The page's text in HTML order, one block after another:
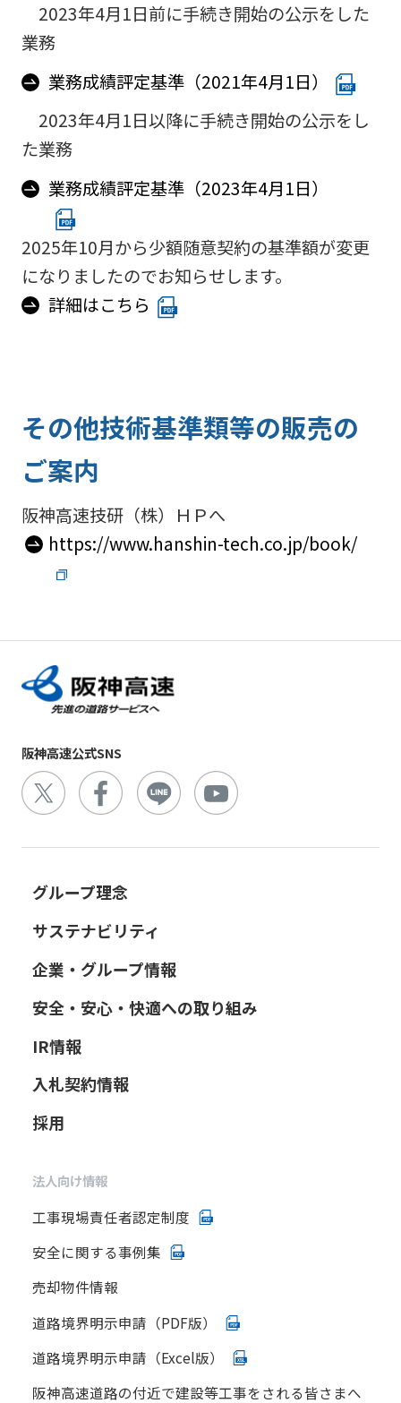
2023年4月1日前に手続き開始の公示をした
業務
業務成績評定基準（2021年4月1日）
2023年4月1日以降に手続き開始の公示をし
た業務
業務成績評定基準（2023年4月1日）
2025年10月から少額随意契約の基準額が変更
になりましたのでお知らせします。
詳細はこちら
その他技術基準類等の販売の
ご案内
阪神高速技研（株）ＨＰへ
https://www.hanshin-tech.co.jp/book/
阪神高速公式SNS
グループ理念
サステナビリティ
企業・グループ情報
安全・安心・快適への取り組み
IR情報
入札契約情報
採用
法人向け情報
工事現場責任者認定制度
安全に関する事例集
売却物件情報
道路境界明示申請（PDF版）
道路境界明示申請（Excel版）
阪神高速道路の付近で建設等工事をされる皆さまへ